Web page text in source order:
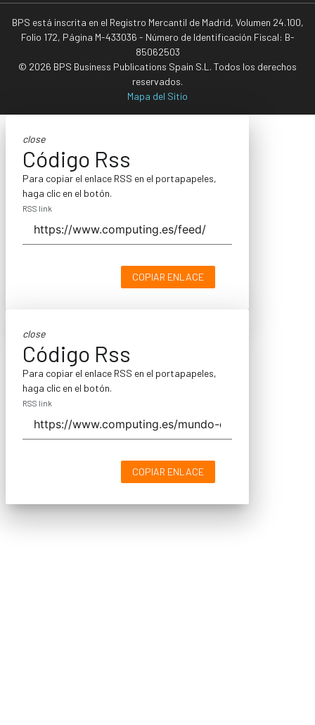
BPS está inscrita en el Registro Mercantil de Madrid, Volumen 24.100,
Folio 172, Página M-433036 - Número de Identificación Fiscal: B-
85062503
© 2026 BPS Business Publications Spain S.L. Todos los derechos
reservados.
Mapa del Sitio
close
Código Rss
Para copiar el enlace RSS en el portapapeles,
haga clic en el botón.
RSS link
COPIAR ENLACE
close
Código Rss
Para copiar el enlace RSS en el portapapeles,
haga clic en el botón.
RSS link
COPIAR ENLACE